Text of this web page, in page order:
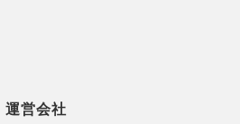
運営会社